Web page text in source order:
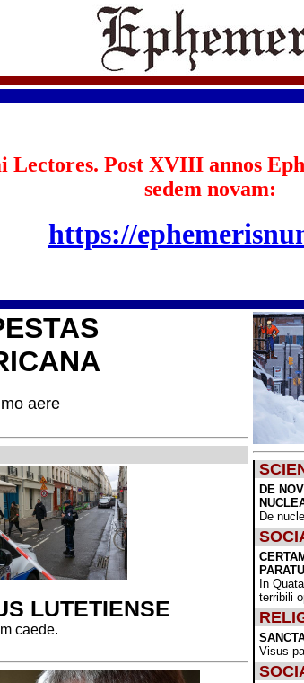
Lectores. Post XVIII annos
sedem novam:
https://
aere
LUTETIENSE
caede.
DE
De
In
terribili
Visus